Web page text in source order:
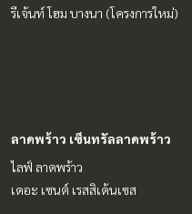
รีเจ้นท์ โฮม บางนา (โครงการใหม่)
ลาดพร้าว เซ็นทรัลลาดพร้าว
ไลฟ์ ลาดพร้าว
เดอะ เซนต์ เรสสิเด้นเซส